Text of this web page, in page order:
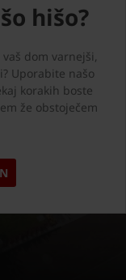
hišo?
dom varnejši,
Uporabite našo
korakih boste
že obstoječem